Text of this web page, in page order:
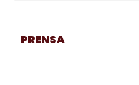
PRENSA